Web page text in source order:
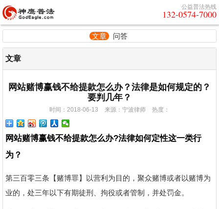
公益普法热线
132-0574-7000
文章 问答
文章
网站赌博赢钱不给提款怎么办？法律是如何规定的？
要判几年？
时间：2018-06-13 来源：宁波律师 热度：
网站赌博赢钱不给提款怎么办?法律如何定性这一类行
为？
第三百零三条【赌博罪】以营利为目的，聚众赌博或者以赌博为
业的，处三年以下有期徒刑、拘役或者管制，并处罚金。